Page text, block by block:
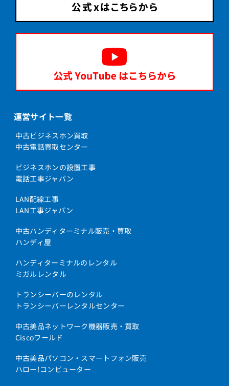
運営サイト一覧
中古ビジネスホン買取
中古電話買取センター
ビジネスホンの設置工事
電話工事ジャパン
LAN配線工事
LAN工事ジャパン
中古ハンディターミナル販売・買取
ハンディ屋
ハンディターミナルのレンタル
ミガルレンタル
トランシーバーのレンタル
トランシーバーレンタルセンター
中古美品ネットワーク機器販売・買取
Ciscoワールド
中古美品パソコン・スマートフォン販売
ハロー!コンピューター